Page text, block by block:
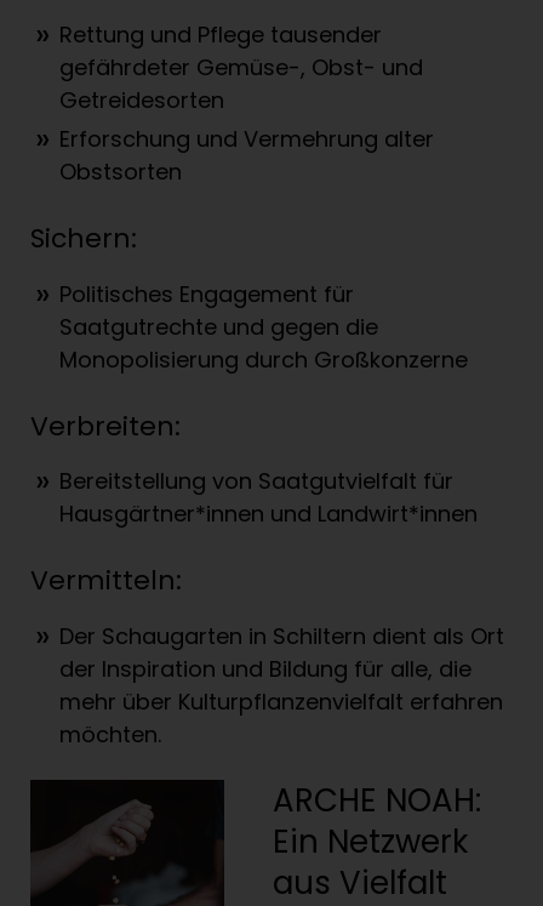
Rettung und Pflege tausender
gefährdeter Gemüse-, Obst- und
Getreidesorten
Erforschung und Vermehrung alter
Obstsorten
Sichern:
Politisches Engagement für
Saatgutrechte und gegen die
Monopolisierung durch Großkonzerne
Verbreiten:
Bereitstellung von Saatgutvielfalt für
Hausgärtner*innen und Landwirt*innen
Vermitteln:
Der Schaugarten in Schiltern dient als Ort
der Inspiration und Bildung für alle, die
mehr über Kulturpflanzenvielfalt erfahren
möchten.
ARCHE NOAH:
Ein Netzwerk
aus Vielfalt